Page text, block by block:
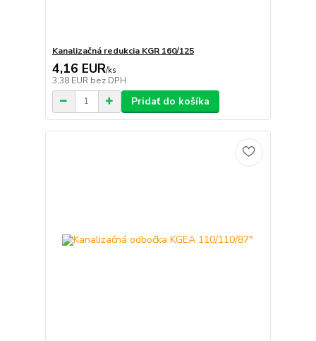
Kanalizačná redukcia KGR 160/125
4,16 EUR/ks
3,38 EUR bez DPH
Pridať do košíka